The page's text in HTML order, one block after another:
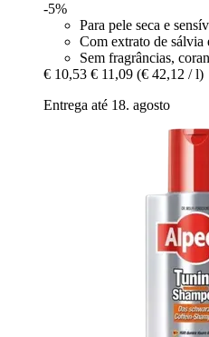
-5%
Para pele seca e
Com extrato de sálvia
Sem fragrâncias,
€ 10,53 € 11,09 (€ 42,12 / l)
Entrega até 18. agosto